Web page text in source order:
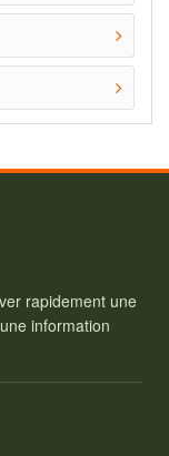
rapidement une
information